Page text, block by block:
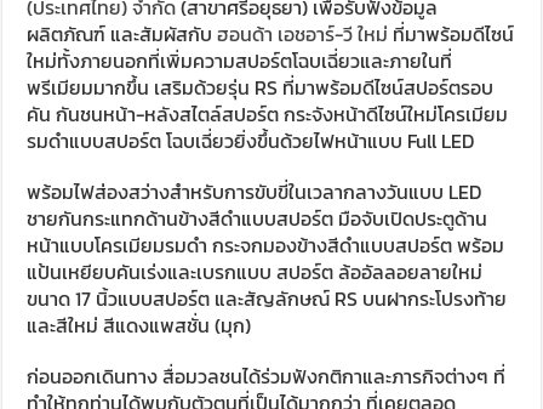
(ประเทศไทย) จำกัด(สาขาศรีอยุธยา) เพื่อรับฟังข้อมูล
ผลิตภัณฑ์ และสัมผัสกับฮอนด้า เอชอาร์-วี ใหม่ ที่มาพร้อมดีไซน์
ใหม่ทั้งภายนอกที่เพิ่มความสปอร์ตโฉบเฉี่ยวและภายในที่
พรีเมียมมากขึ้น เสริมด้วยรุ่น RS ที่มาพร้อมดีไซน์สปอร์ตรอบ
คัน กันชนหน้า-หลังสไตล์สปอร์ต กระจังหน้าดีไซน์ใหม่โครเมียม
รมดำแบบสปอร์ต โฉบเฉี่ยวยิ่งขึ้นด้วยไฟหน้าแบบ Full LED
พร้อมไฟส่องสว่างสำหรับการขับขี่ในเวลากลางวันแบบ LED
ชายกันกระแทกด้านข้างสีดำแบบสปอร์ต มือจับเปิดประตูด้าน
หน้าแบบโครเมียมรมดำ กระจกมองข้างสีดำแบบสปอร์ต พร้อม
แป้นเหยียบคันเร่งและเบรกแบบ สปอร์ต ล้ออัลลอยลายใหม่
ขนาด 17 นิ้วแบบสปอร์ต และสัญลักษณ์ RS บนฝากระโปรงท้าย
และสีใหม่ สีแดงแพสชั่น (มุก)
ก่อนออกเดินทาง สื่อมวลชนได้ร่วมฟังกติกาและภารกิจต่างๆ ที่
ทำให้ทุกท่านได้พบกับตัวตนที่เป็นได้มากกว่า ที่เคยตลอด